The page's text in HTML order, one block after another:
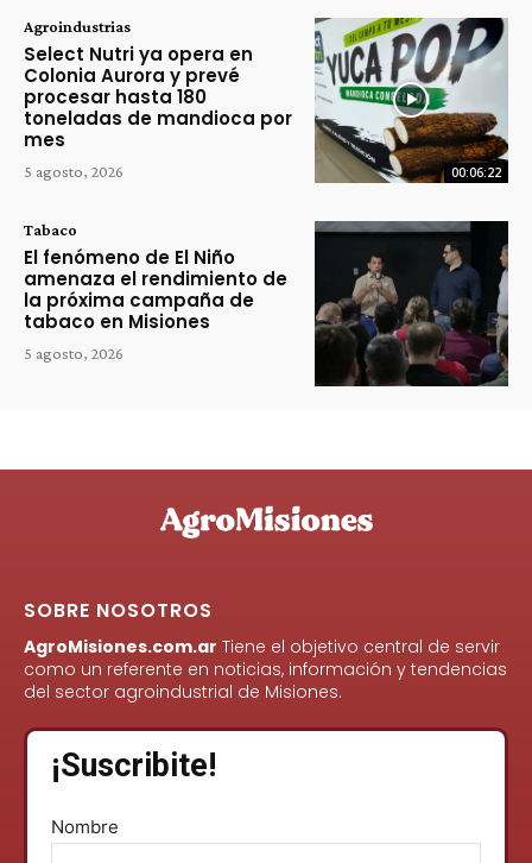
00:06:22
Agroindustrias
Select Nutri ya opera en
Colonia Aurora y prevé
procesar hasta 180
toneladas de mandioca por
mes
5 agosto, 2026
Tabaco
El fenómeno de El Niño
amenaza el rendimiento de
la próxima campaña de
tabaco en Misiones
5 agosto, 2026
SOBRE NOSOTROS
AgroMisiones.com.ar Tiene el objetivo central de servir
como un referente en noticias, información y tendencias
del sector agroindustrial de Misiones.
¡Suscribite!
Nombre